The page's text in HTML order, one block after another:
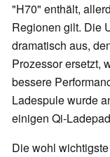
"H70" enthält,
Regionen gilt. Die
dramatisch aus,
Prozessor ersetzt,
bessere
Ladespule wurde
einigen Qi-
Die wohl